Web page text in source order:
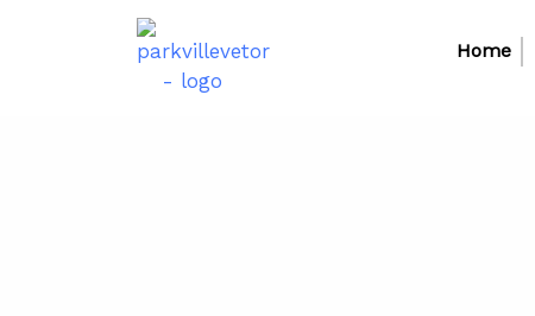
jcrincorporadora.com.br
Home